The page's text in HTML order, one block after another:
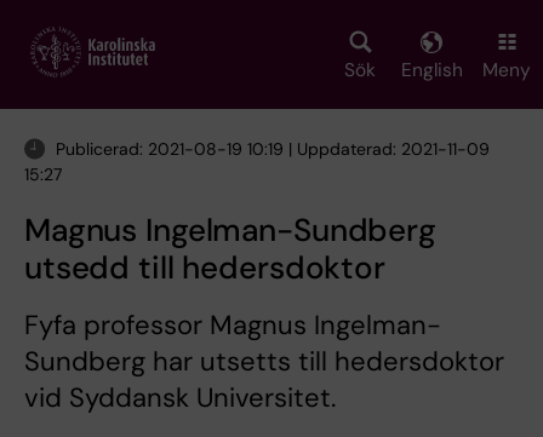
main
Sök English Meny
Publicerad: 2021-08-19 10:19 | Uppdaterad: 2021-11-09
15:27
Magnus Ingelman-Sundberg
utsedd till hedersdoktor
Fyfa professor Magnus Ingelman-
Sundberg har utsetts till hedersdoktor
vid Syddansk Universitet.